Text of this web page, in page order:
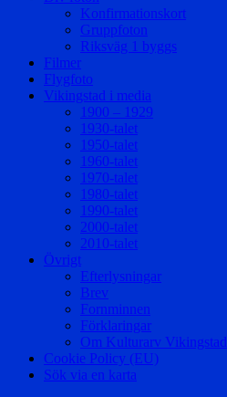
Konfirmationskort
Gruppfoton
Riksväg 1 byggs
Filmer
Flygfoto
Vikingstad i media
1900 – 1929
1930-talet
1950-talet
1960-talet
1970-talet
1980-talet
1990-talet
2000-talet
2010-talet
Övrigt
Efterlysningar
Brev
Fornminnen
Förklaringar
Om Kulturarv Vikingstad
Cookie Policy (EU)
Sök via en karta